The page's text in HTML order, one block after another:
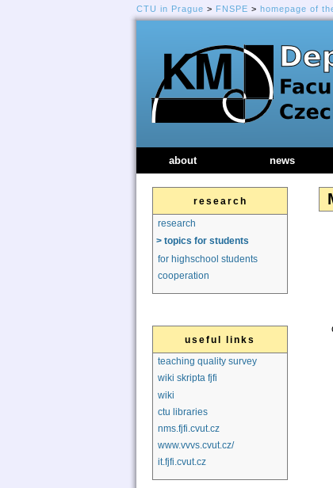
CTU in Prague > FNSPE > homepage of
about news
research
research
> topics for students
for highschool students
cooperation
useful links
teaching quality survey
wiki skripta fjfi
wiki
ctu libraries
nms.fjfi.cvut.cz
www.vvvs.cvut.cz/
it.fjfi.cvut.cz